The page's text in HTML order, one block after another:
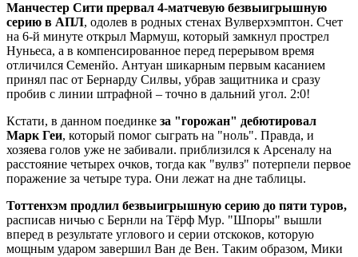
Манчестер Сити прервал 4-матчевую безвыигрышную
серию в АПЛ, одолев в родных стенах Вулверхэмптон. Счет
на 6-й минуте открыл Мармуш, который замкнул прострел
Нуньеса, а в компенсированное перед перерывом время
отличился Семенйо. Антуан шикарным первым касанием
принял пас от Бернарду Силвы, убрав защитника и сразу
пробив с линии штрафной – точно в дальний угол. 2:0!
Кстати, в данном поединке за "горожан" дебютировал
Марк Геи, который помог сыграть на "ноль". Правда, и
хозяева голов уже не забивали. приблизился к Арсеналу на
расстояние четырех очков, тогда как "вулвз" потерпели первое
поражение за четыре тура. Они лежат на дне таблицы.
Тоттенхэм продлил безвыигрышную серию до пяти туров,
расписав ничью с Бернли на Тёрф Мур. "Шпоры" вышли
вперед в результате углового и серии отскоков, которую
мощным ударом завершил Ван де Вен. Таким образом, Мики